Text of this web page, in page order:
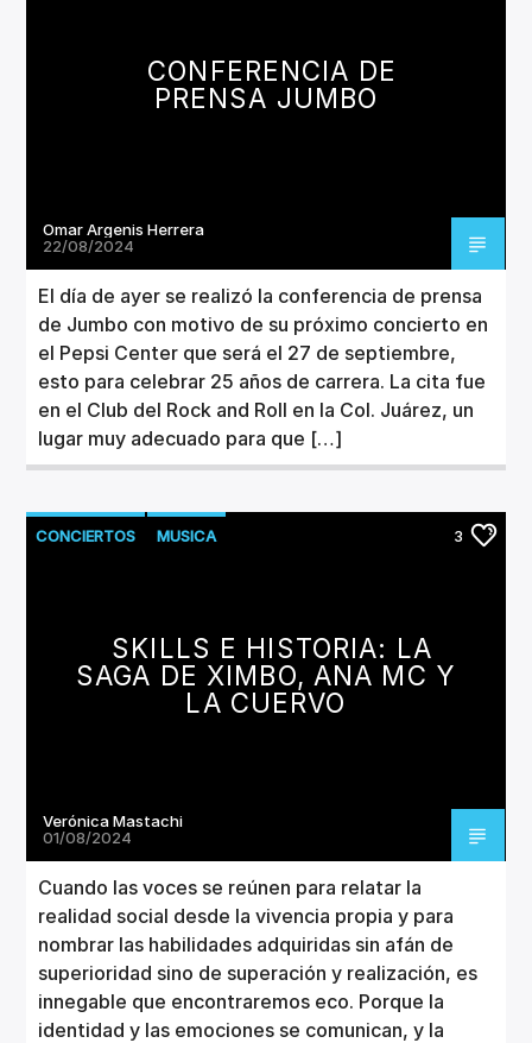
CONFERENCIA DE
PRENSA JUMBO
Omar Argenis Herrera
22/08/2024
El día de ayer se realizó la conferencia de prensa
de Jumbo con motivo de su próximo concierto en
el Pepsi Center que será el 27 de septiembre,
esto para celebrar 25 años de carrera. La cita fue
en el Club del Rock and Roll en la Col. Juárez, un
lugar muy adecuado para que […]
CONCIERTOS MUSICA 3
SKILLS E HISTORIA: LA
SAGA DE XIMBO, ANA MC Y
LA CUERVO
Verónica Mastachi
01/08/2024
Cuando las voces se reúnen para relatar la
realidad social desde la vivencia propia y para
nombrar las habilidades adquiridas sin afán de
superioridad sino de superación y realización, es
innegable que encontraremos eco. Porque la
identidad y las emociones se comunican, y la